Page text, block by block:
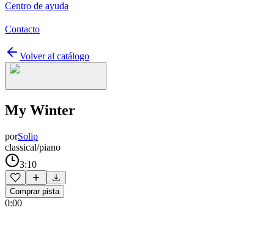
Centro de ayuda
Contacto
Volver al catálogo
My Winter
porSolip
classical/piano
3:10
Comprar pista
0:00